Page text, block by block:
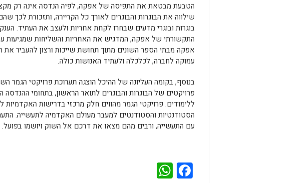
הטבעת מבטאת את התפיסה של אפקה, לפיה הנדסה אינה רק
שילווה את הבוגרות והבוגרים לאורך כל הקריירה, ותזכורת
בוגרות ובוגרי מדעים שבחרו לקחת אחריות ולעצב את העתיד.
התקשורתי של אפקה, המדגיש את האחריות והשליחות שמגיעות עם
אפקה מבתי הספר השונים מתוך תחושת שייכות ורצון להעביר
עמוקה לחברה, לכלכלה ולעתיד האנושות כולה.
פרויקטים של הבוגרות והבוגרים לתואר הראשון, בתחומי
ללימודים. פרויקטי הגמר מהווים חלק מרכזי בדרישות
הסטודנטיות והסטודנטים למעבר מעולם האקדמיה לתעשייה.
עם התעשייה, ורבים מהם מצאו את דרכם אל השוק ויושמו בפועל.
Facebook